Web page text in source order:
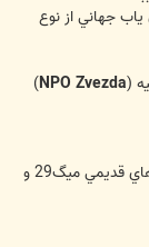
جهاني از نوع
(
NPO Zvezda
)
کابين به دقت طراحي شدهء ياک130، نشاني از جنگنده هاي قديمي ميگ29 و